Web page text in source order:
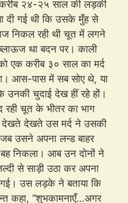
२४-२५ साल की लड़की
दी गई थी कि उसके मुँह से
निकल रही थी चूत में लगने
था बदन पर। काली
एक करीब ३० साल का मर्द
आस-पास में सब सोए थे, या
उनकी चुदाई देख हीं रहे हों।
चूत के भीतर का भाग
देखते देखते उस मर्द ने उसकी
उसने अपना लन्ड बाहर
निकला। आब उन दोनों ने
से साड़ी उठा कर अपना
उस लड़के ने बताया कि
कहा, “शुभकामनाएँ…अगर